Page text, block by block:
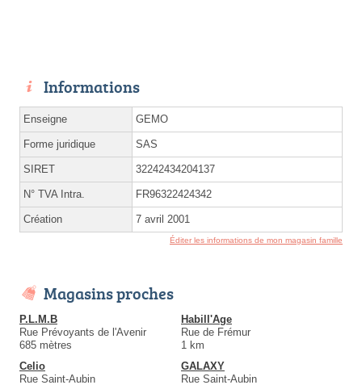
Informations
Enseigne GEMO
Forme juridique SAS
SIRET 32242434204137
N° TVA Intra. FR96322424342
Création 7 avril 2001
Éditer les informations de mon magasin famille
Magasins proches
P.L.M.B
Rue Prévoyants de l'Avenir
685 mètres
Habill'Age
Rue de Frémur
1 km
Celio
Rue Saint-Aubin
GALAXY
Rue Saint-Aubin